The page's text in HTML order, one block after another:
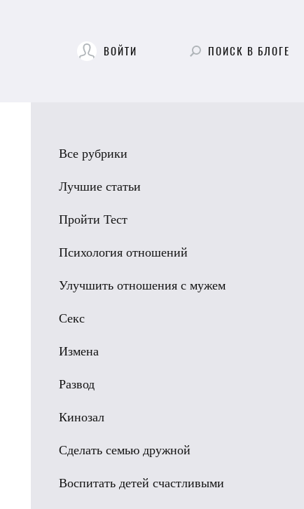
ВОЙТИ ПОИСК В БЛОГЕ
Все рубрики
Лучшие статьи
Пройти Тест
Психология отношений
Улучшить отношения с мужем
Секс
Измена
Развод
Кинозал
Сделать семью дружной
Воспитать детей счастливыми